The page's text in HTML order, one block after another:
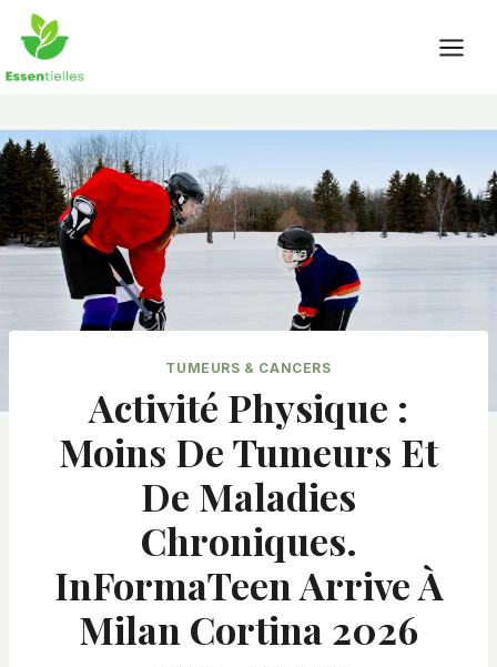
Skip
content
TUMEURS & CANCERS
Activité Physique :
Moins De Tumeurs Et
De Maladies
Chroniques.
InFormaTeen Arrive À
Milan Cortina 2026